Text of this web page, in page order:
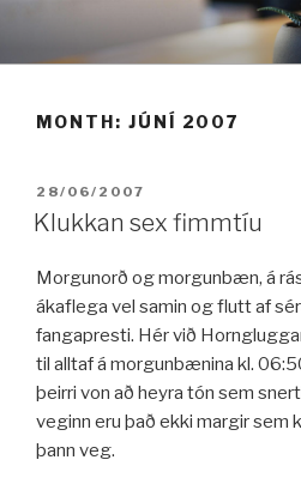
efni
MONTH: JÚNÍ 2007
BIRT:
28/06/2007
Klukkan sex fimmtíu
Morgunorð og morgunbæn, á
ákaflega vel samin og flutt af
fangapresti. Hér við
til alltaf á morgunbænina kl.
þeirri von að heyra tón sem
veginn eru það ekki margir sem
þann veg.